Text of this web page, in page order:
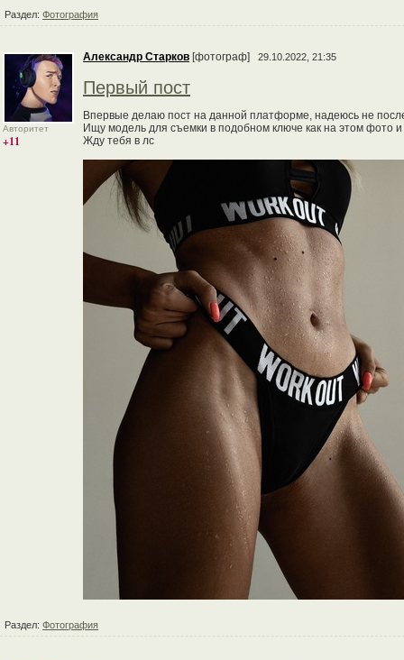
Раздел: Фотография
Авторитет
+11
Александр Старков [фотограф] 29.10.2022, 21:35
Первый пост
Впервые делаю пост на данной платформе, надеюсь не
Ищу модель для съемки в подобном ключе как на этом фото
Жду тебя в лс
Раздел: Фотография